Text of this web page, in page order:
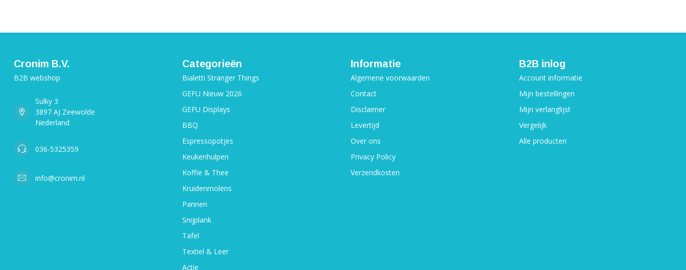
Cronim B.V.
B2B webshop
Sulky 3
3897 AJ Zeewolde
Nederland
036-5325359
info@cronim.nl
Categorieën
Bialetti Stranger Things
GEFU Nieuw 2026
GEFU Displays
BBQ
Espressopotjes
Keukenhulpen
Koffie & Thee
Kruidenmolens
Pannen
Snijplank
Tafel
Textiel & Leer
Actie
Informatie
Algemene voorwaarden
Contact
Disclaimer
Levertijd
Over ons
Privacy Policy
Verzendkosten
B2B inlog
Account informatie
Mijn bestellingen
Mijn verlanglijst
Vergelijk
Alle producten